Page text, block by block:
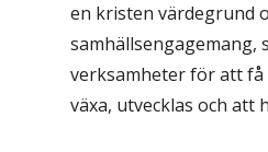
en kristen värdegrund
samhällsengagemang,
verksamheter för att
växa, utvecklas och att